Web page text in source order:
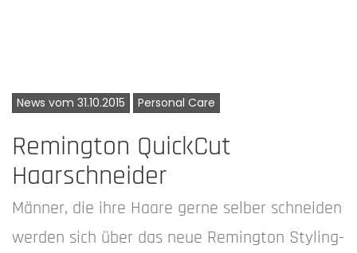
News vom 31.10.2015 Personal Care
Remington QuickCut
Haarschneider
Männer, die ihre Haare gerne selber schneiden
werden sich über das neue Remington Styling-